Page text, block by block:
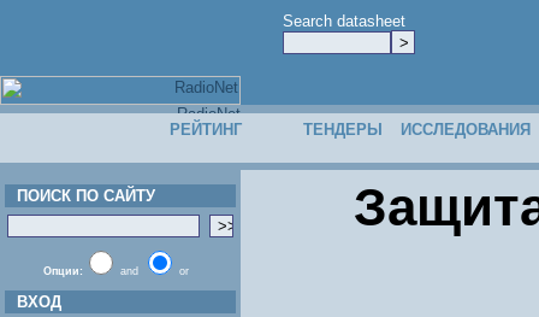
Search datasheet
РЕЙТИНГ ТЕНДЕРЫ ИССЛЕДОВАНИЯ
ПОИСК ПО САЙТУ
Опции: and or
ВХОД